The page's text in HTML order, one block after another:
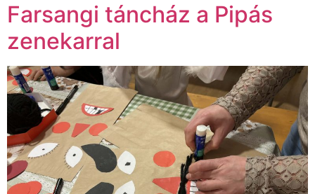
Farsangi táncház a Pipás
zenekarral